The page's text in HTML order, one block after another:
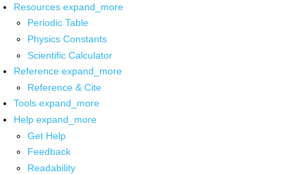
Resources expand_more
Periodic Table
Physics Constants
Scientific Calculator
Reference expand_more
Reference & Cite
Tools expand_more
Help expand_more
Get Help
Feedback
Readability